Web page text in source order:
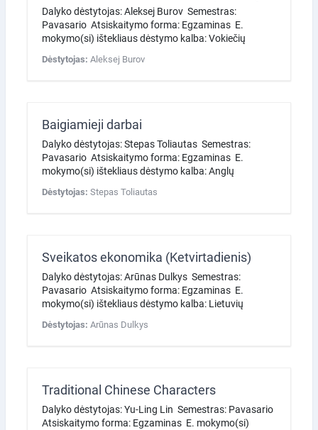
Dalyko dėstytojas: Aleksej Burov Semestras:
Pavasario Atsiskaitymo forma: Egzaminas E.
mokymo(si) ištekliaus dėstymo kalba: Vokiečių
Dėstytojas: Aleksej Burov
Baigiamieji darbai
Dalyko dėstytojas: Stepas Toliautas Semestras:
Pavasario Atsiskaitymo forma: Egzaminas E.
mokymo(si) ištekliaus dėstymo kalba: Anglų
Dėstytojas: Stepas Toliautas
Sveikatos ekonomika (Ketvirtadienis)
Dalyko dėstytojas: Arūnas Dulkys Semestras:
Pavasario Atsiskaitymo forma: Egzaminas E.
mokymo(si) ištekliaus dėstymo kalba: Lietuvių
Dėstytojas: Arūnas Dulkys
Traditional Chinese Characters
Dalyko dėstytojas: Yu-Ling Lin Semestras: Pavasario
Atsiskaitymo forma: Egzaminas E. mokymo(si)